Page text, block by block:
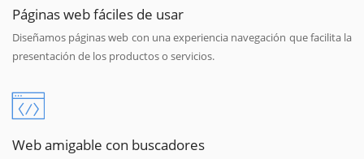
Páginas web fáciles de usar
Diseñamos páginas web con una experiencia navegación que facilita la
presentación de los productos o servicios.
Web amigable con buscadores